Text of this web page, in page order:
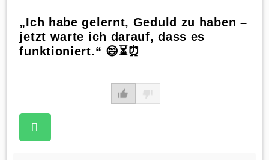
„Ich habe gelernt, Geduld zu haben –
jetzt warte ich darauf, dass es
funktioniert.“ 😄⏳⏰